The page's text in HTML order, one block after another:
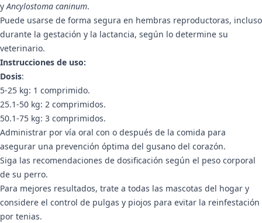
y Ancylostoma caninum.
Puede usarse de forma segura en hembras reproductoras, incluso
durante la gestación y la lactancia, según lo determine su
veterinario.
Instrucciones de uso:
Dosis:
5-25 kg: 1 comprimido.
25.1-50 kg: 2 comprimidos.
50.1-75 kg: 3 comprimidos.
Administrar por vía oral con o después de la comida para
asegurar una prevención óptima del gusano del corazón.
Siga las recomendaciones de dosificación según el peso corporal
de su perro.
Para mejores resultados, trate a todas las mascotas del hogar y
considere el control de pulgas y piojos para evitar la reinfestación
por tenias.